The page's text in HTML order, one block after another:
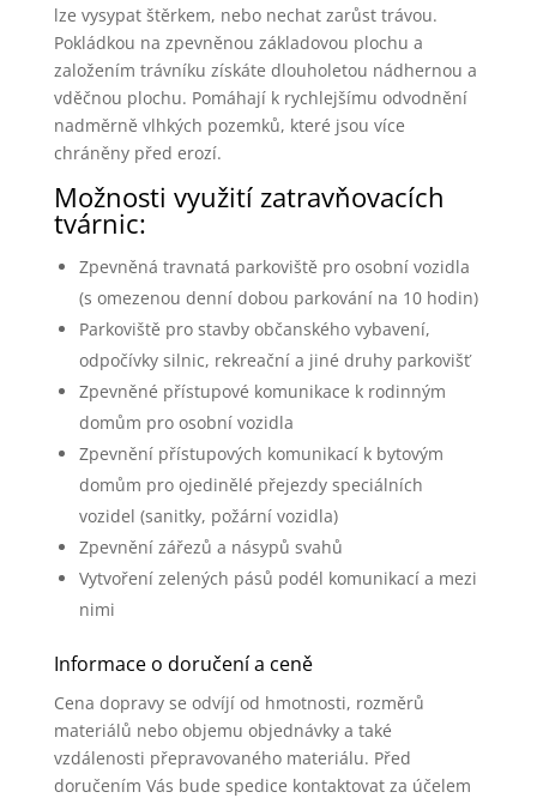
lze vysypat štěrkem, nebo nechat zarůst trávou.
Pokládkou na zpevněnou základovou plochu a
založením trávníku získáte dlouholetou nádhernou a
vděčnou plochu. Pomáhají k rychlejšímu odvodnění
nadměrně vlhkých pozemků, které jsou více
chráněny před erozí.
Možnosti využití zatravňovacích
tvárnic:
Zpevněná travnatá parkoviště pro osobní vozidla
(s omezenou denní dobou parkování na 10 hodin)
Parkoviště pro stavby občanského vybavení,
odpočívky silnic, rekreační a jiné druhy parkovišť
Zpevněné přístupové komunikace k rodinným
domům pro osobní vozidla
Zpevnění přístupových komunikací k bytovým
domům pro ojedinělé přejezdy speciálních
vozidel (sanitky, požární vozidla)
Zpevnění zářezů a násypů svahů
Vytvoření zelených pásů podél komunikací a mezi
nimi
Informace o doručení a ceně
Cena dopravy se odvíjí od hmotnosti, rozměrů
materiálů nebo objemu objednávky a také
vzdálenosti přepravovaného materiálu. Před
doručením Vás bude spedice kontaktovat za účelem